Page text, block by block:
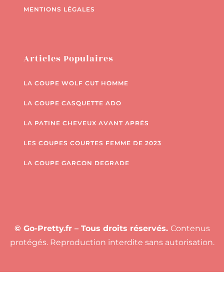
MENTIONS LÉGALES
Articles Populaires
LA COUPE WOLF CUT HOMME
LA COUPE CASQUETTE ADO
LA PATINE CHEVEUX AVANT APRÈS
LES COUPES COURTES FEMME DE 2023
LA COUPE GARCON DEGRADE
© Go-Pretty.fr – Tous droits réservés. Contenus
protégés. Reproduction interdite sans autorisation.